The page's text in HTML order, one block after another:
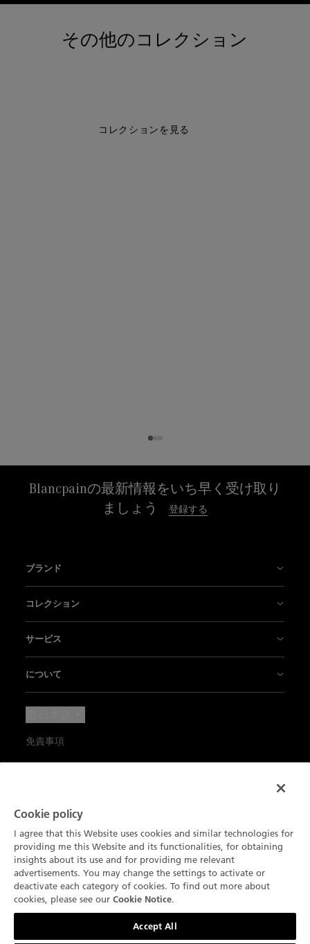
お問い合わせ
その他のコレクション
コレクションを見る
Blancpainの最新情報をいち早く受け取り
ましょう
登録する
ブランド
私たちの工場
革新こそ伝統
ブランパンと「暮らしの芸術」
ル・ブラッシュ便り
コレクション
エアコマンド
ヴィルレ
レディバード
製品を探す
サービス
お問い合わせ
アポイントを取る
カタログの注文
について
キャリア
環境データ
サイトマップ
免責事項
Cookie通知
Cookie設定
Cookie policy
I agree that this Website uses cookies and similar technologies for
providing me this Website and its functionalities, for obtaining
insights about its use and for providing me relevant
advertisements. You may change the settings to activate or
deactivate each category of cookies. To find out more about
cookies, please see our Cookie Notice.
Accept All